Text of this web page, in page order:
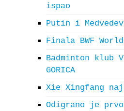
ispao
Putin i
Finala BWF
Badminton klub
GORICA
Xie Xingfang
Odigrano je